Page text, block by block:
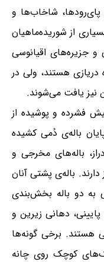
پای‌رودها، شاخاب‌ها و
از شوریده‌ماهیان
جزیره‌های اقیانوسی
دریازی هستند، ولی در
نیز یافت می‌شوند.
فشرده و پوشیده از
باله‌ی دُمی کشیده
باله‌های مخرجی و
باله‌ی پشتی آنان
دو باله بخش‌بندی
دهانی زیرین و
هستند. برخی گونه‌ها
کوچک روی چانه